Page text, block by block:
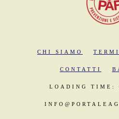
CHI SIAMO
CONTATTI
LOADING TIME: